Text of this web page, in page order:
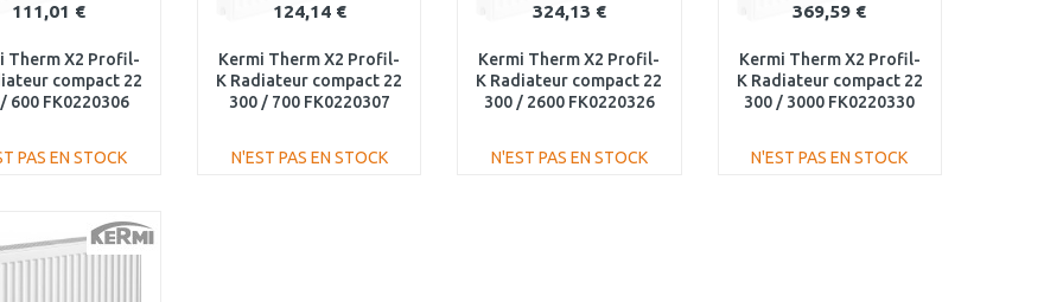
111,01 €
Therm X2 Profil-
compact 22
600 FK0220306
PAS EN STOCK
Au comparatif
124,14 €
Kermi Therm X2 Profil-
K Radiateur compact 22
300 / 700 FK0220307
N'EST PAS EN STOCK
324,13 €
Kermi Therm X2 Profil-
K Radiateur compact 22
300 / 2600 FK0220326
N'EST PAS EN STOCK
369,59 €
Kermi Therm X2 Profil-
K Radiateur compact 22
300 / 3000 FK0220330
N'EST PAS EN STOCK